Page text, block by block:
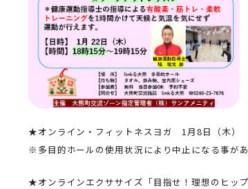
★オンライン・フィットネスヨガ 1月8日（木）
※多目的ホールの使用状況により中止になる事が
★オンラインエクササイズ「目指せ！理想のヒ